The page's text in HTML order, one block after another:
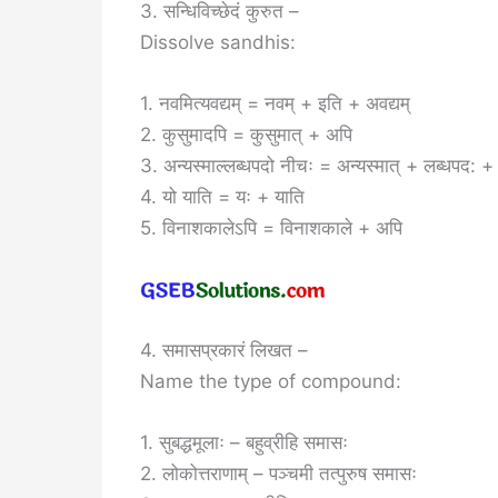
3. सन्धिविच्छेदं कुरुत –
Dissolve sandhis:
1. नवमित्यवद्यम् = नवम् + इति + अवद्यम्
2. कुसुमादपि = कुसुमात् + अपि
3. अन्यस्माल्लब्धपदो नीचः = अन्यस्मात् + लब्धपद: +
4. यो याति = यः + याति
5. विनाशकालेऽपि = विनाशकाले + अपि
4. समासप्रकारं लिखत –
Name the type of compound:
1. सुबद्धमूलाः – बहुव्रीहि समासः
2. लोकोत्तराणाम् – पञ्चमी तत्पुरुष समासः